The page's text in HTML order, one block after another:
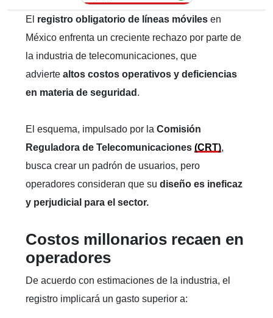
El registro obligatorio de líneas móviles en
México enfrenta un creciente rechazo por parte de
la industria de telecomunicaciones, que
advierte altos costos operativos y deficiencias
en materia de seguridad .
El esquema, impulsado por la Comisión
Reguladora de Telecomunicaciones (CRT),
busca crear un padrón de usuarios, pero
operadores consideran que su diseño es ineficaz
y perjudicial para el sector.
Costos millonarios recaen en
operadores
De acuerdo con estimaciones de la industria, el
registro implicará un gasto superior a: